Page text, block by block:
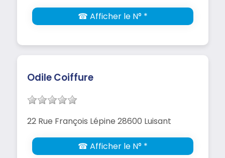
☎ Afficher le N° *
Odile Coiffure
22 Rue François Lépine 28600 Luisant
☎ Afficher le N° *